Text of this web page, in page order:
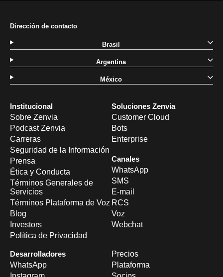
Institucional
Sobre Zenvia
Podcast Zenvia
Carreras
Seguridad de la Información
Prensa
Ética y Conducta
Términos Generales de
Servicios
Términos Plataforma de Voz
Blog
Investors
Política de Privacidad
Soluciones Zenvia
Customer Cloud
Bots
Enterprise
Canales
WhatsApp
SMS
E-mail
RCS
Voz
Webchat
Desarrolladores
WhatsApp
Precios
Plataforma
Dirección de contacto
Brasil
Argentina
México